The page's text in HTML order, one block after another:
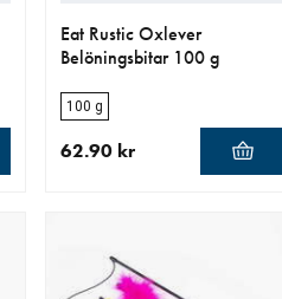
Eat Rustic Oxlever
Belöningsbitar 100 g
100 g
62.90 kr